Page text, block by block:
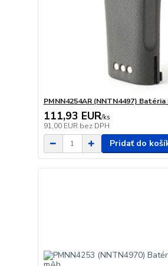
PMNN4254AR (NNTN4497) Batéria
111,93 EUR/ks
91,00 EUR bez DPH
Pridať do